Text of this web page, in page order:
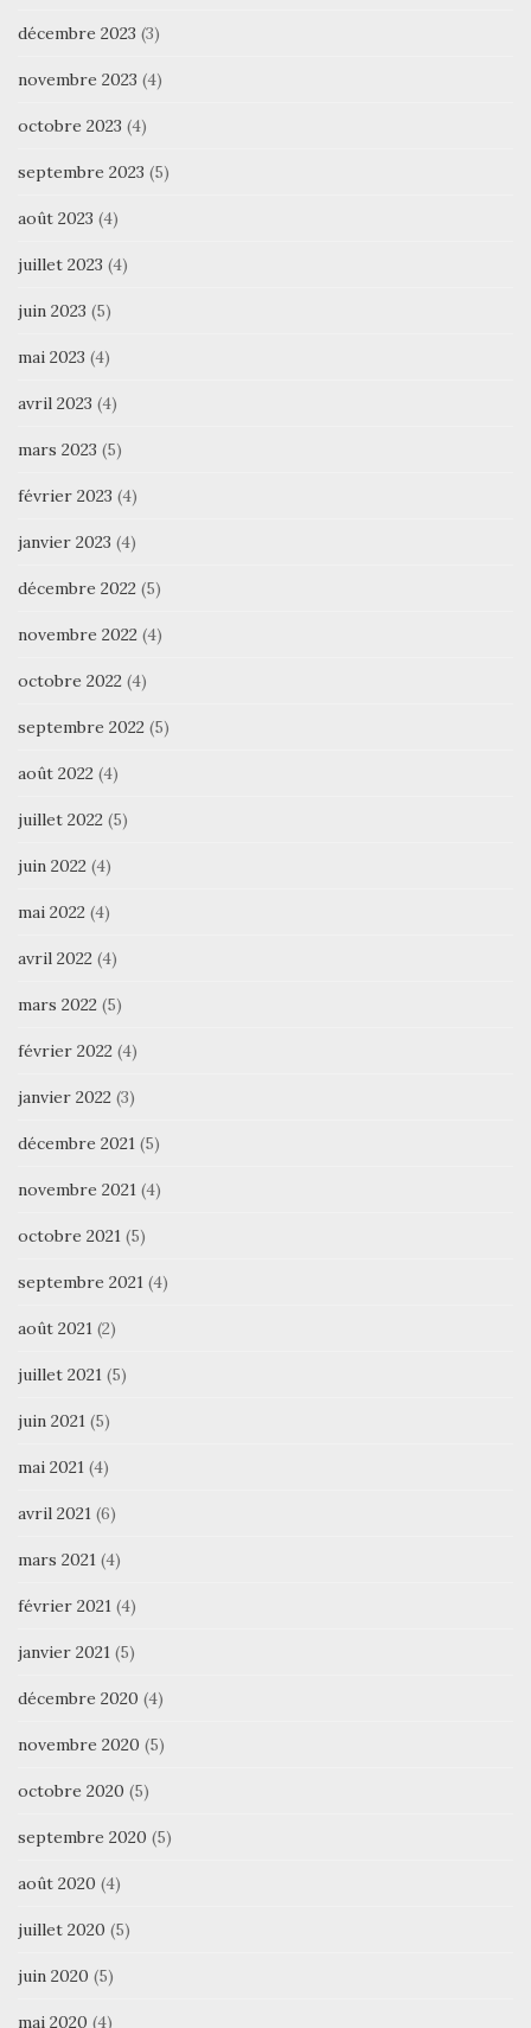
décembre 2023 (3)
novembre 2023 (4)
octobre 2023 (4)
septembre 2023 (5)
août 2023 (4)
juillet 2023 (4)
juin 2023 (5)
mai 2023 (4)
avril 2023 (4)
mars 2023 (5)
février 2023 (4)
janvier 2023 (4)
décembre 2022 (5)
novembre 2022 (4)
octobre 2022 (4)
septembre 2022 (5)
août 2022 (4)
juillet 2022 (5)
juin 2022 (4)
mai 2022 (4)
avril 2022 (4)
mars 2022 (5)
février 2022 (4)
janvier 2022 (3)
décembre 2021 (5)
novembre 2021 (4)
octobre 2021 (5)
septembre 2021 (4)
août 2021 (2)
juillet 2021 (5)
juin 2021 (5)
mai 2021 (4)
avril 2021 (6)
mars 2021 (4)
février 2021 (4)
janvier 2021 (5)
décembre 2020 (4)
novembre 2020 (5)
octobre 2020 (5)
septembre 2020 (5)
août 2020 (4)
juillet 2020 (5)
juin 2020 (5)
mai 2020 (4)